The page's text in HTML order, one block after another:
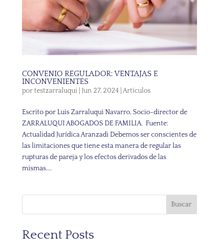
CONVENIO REGULADOR: VENTAJAS E
INCONVENIENTES
portestzarraluqui| Jun 27, 2024| Artículos
Escrito por Luis Zarraluqui Navarro, Socio-director de
ZARRALUQUI ABOGADOS DE FAMILIA. Fuente:
Actualidad Jurídica Aranzadi Debemos ser conscientes de
las limitaciones que tiene esta manera de regular las
rupturas de pareja y los efectos derivados de las
mismas....
Buscar
Recent Posts